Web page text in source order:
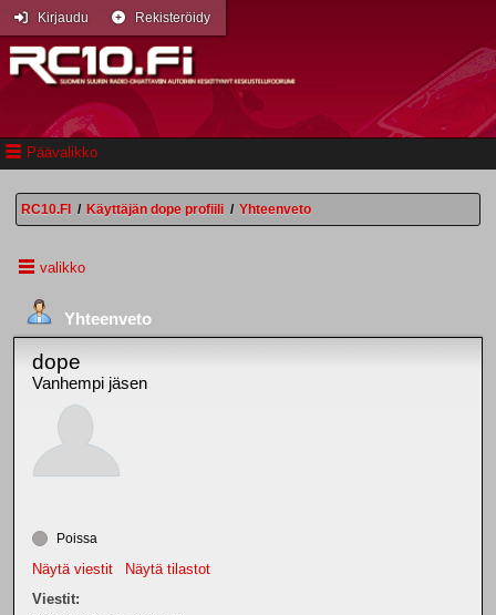
Päävalikko
Kirjaudu Rekisteröidy
RC10.FI / Käyttäjän dope profiili / Yhteenveto
valikko
Yhteenveto
dope
Vanhempi jäsen
Poissa
Näytä viestit
Näytä tilastot
Viestit: